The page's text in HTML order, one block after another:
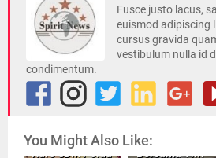
Fusce justo lacus,
euismod adipiscing
cursus gravida
vestibulum nulla id
condimentum.
You Might Also Like:Polda Sulsel